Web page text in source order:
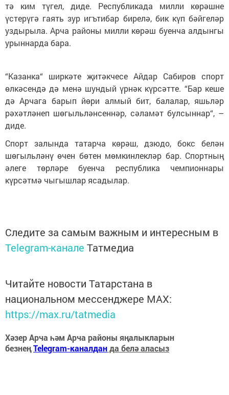
тә ким түгел, диде. Республикада милли көрәшне
үстерүгә гаять зур игътибар бирелә, бик күп бәйгеләр
уздырыла. Арча районы милли көрәш буенча алдынгы
урыннарда бара.
“Казанка“ ширкәте җитәкчесе Айдар Сабиров спорт
өлкәсендә дә менә шундый үрнәк күрсәтте. “Бар кеше
дә Арчага барып йөри алмый бит, балалар, яшьләр
рәхәтләнеп шөгыльләнсеннәр, сәламәт булсыннар“, –
диде.
Спорт залында татарча көрәш, дзюдо, бокс белән
шөгыльләнү өчен бөтен мөмкинлекләр бар. Спортның
әлеге төрләре буенча республика чемпионнары
күрсәтмә чыгышлар ясадылар.
Следите за самым важным и интересным в
Telegram-канале Татмедиа
Читайте новости Татарстана в
национальном мессенджере MАХ:
https://max.ru/tatmedia
Хәзер Арча һәм Арча районы яңалыкларын
безнеңTelegram-каналданда белә аласыз